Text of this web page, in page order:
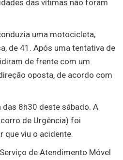
das vítimas não foram
uma motocicleta,
de 41. Após uma tentativa de
de frente com um
oposta, de acordo com
8h30 deste sábado. A
de Urgência) foi
que viu o acidente.
de Atendimento Móvel